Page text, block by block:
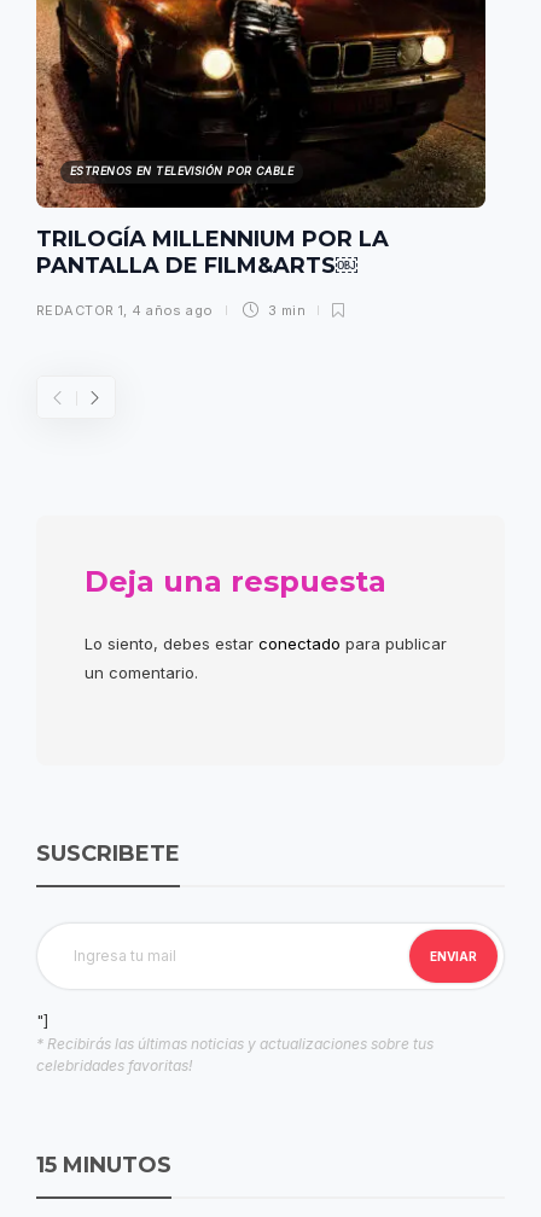
ESTRENOS EN TELEVISIÓN POR CABLE
TRILOGÍA MILLENNIUM POR LA
PANTALLA DE FILM&ARTS￼
REDACTOR 1 4 años ago 3 min
Deja una respuesta
Lo siento, debes estar conectado para publicar
un comentario.
SUSCRIBETE
"]
* Recibirás las últimas noticias y actualizaciones sobre tus
celebridades favoritas!
15 MINUTOS